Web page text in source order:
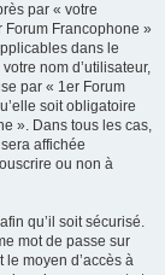
par « votre
Forum Francophone »
dans le
nom d’utilisateur,
par « 1er Forum
soit obligatoire
». Dans tous les cas,
affichée
ou non à
qu’il soit sécurisé.
mot de passe sur
le moyen d’accès à